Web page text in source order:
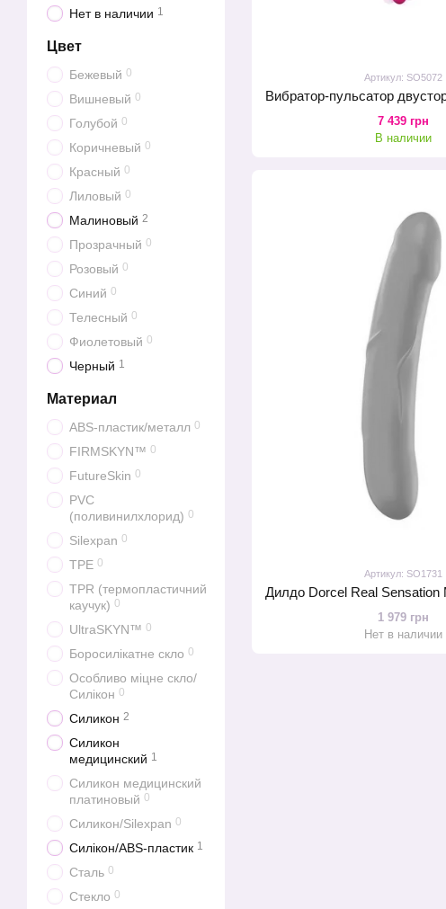
Артикул: SO5072
7 439 грн
В наличии
Артикул: SO1731
1 979 грн
Нет в наличии
Нет в наличии 1
Цвет
Бежевый 0
Вишневый 0
Голубой 0
Коричневый 0
Красный 0
Лиловый 0
Малиновый 2
Прозрачный 0
Розовый 0
Синий 0
Телесный 0
Фиолетовый 0
Черный 1
Материал
ABS-пластик/металл 0
FIRMSKYN™ 0
FutureSkin 0
PVC
(поливинилхлорид) 0
Silexpan 0
TPE 0
TPR (термопластичний
каучук) 0
UltraSKYN™ 0
Боросилікатне скло 0
Особливо міцне скло/
Силікон 0
Силикон 2
Силикон
медицинский 1
Силикон медицинский
платиновый 0
Силикон/Silexpan 0
Силікон/ABS-пластик 1
Сталь 0
Стекло 0